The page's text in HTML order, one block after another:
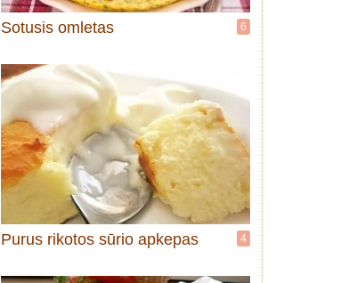
Sotusis omletas 6
Purus rikotos sūrio apkepas 4